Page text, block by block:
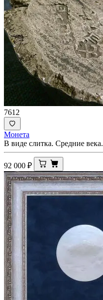
7612
Монета
В виде слитка. Средние века.
92 000 ₽